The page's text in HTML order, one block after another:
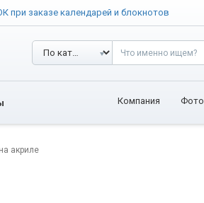
при заказе календарей и блокнотов
Компания
акриле